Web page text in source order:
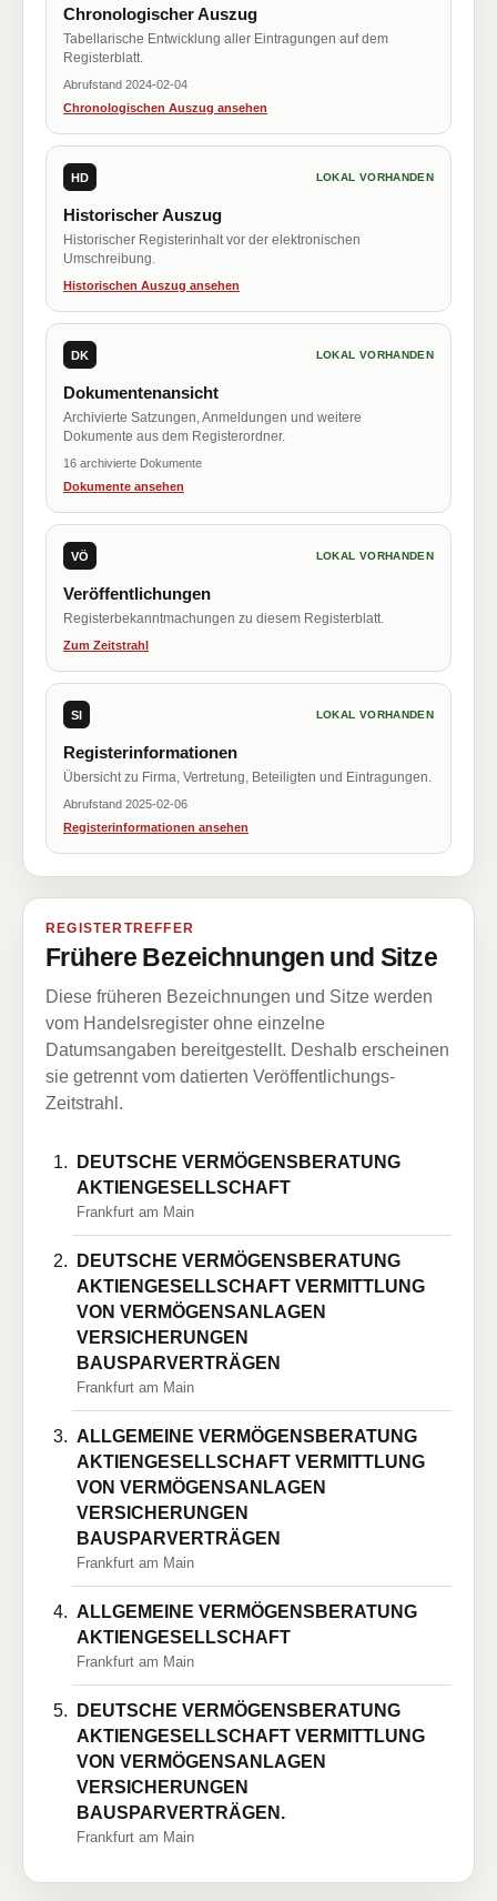
Chronologischer Auszug
Tabellarische Entwicklung aller Eintragungen auf dem
Registerblatt.
Abrufstand 2024-02-04
Chronologischen Auszug ansehen
HD LOKAL VORHANDEN
Historischer Auszug
Historischer Registerinhalt vor der elektronischen
Umschreibung.
Historischen Auszug ansehen
DK LOKAL VORHANDEN
Dokumentenansicht
Archivierte Satzungen, Anmeldungen und weitere
Dokumente aus dem Registerordner.
16 archivierte Dokumente
Dokumente ansehen
VÖ LOKAL VORHANDEN
Veröffentlichungen
Registerbekanntmachungen zu diesem Registerblatt.
Zum Zeitstrahl
SI LOKAL VORHANDEN
Registerinformationen
Übersicht zu Firma, Vertretung, Beteiligten und Eintragungen.
Abrufstand 2025-02-06
Registerinformationen ansehen
REGISTERTREFFER
Frühere Bezeichnungen und Sitze
Diese früheren Bezeichnungen und Sitze werden
vom Handelsregister ohne einzelne
Datumsangaben bereitgestellt. Deshalb erscheinen
sie getrennt vom datierten Veröffentlichungs-
Zeitstrahl.
DEUTSCHE VERMÖGENSBERATUNG
AKTIENGESELLSCHAFT
Frankfurt am Main
DEUTSCHE VERMÖGENSBERATUNG
AKTIENGESELLSCHAFT VERMITTLUNG
VON VERMÖGENSANLAGEN
VERSICHERUNGEN
BAUSPARVERTRÄGEN
Frankfurt am Main
ALLGEMEINE VERMÖGENSBERATUNG
AKTIENGESELLSCHAFT VERMITTLUNG
VON VERMÖGENSANLAGEN
VERSICHERUNGEN
BAUSPARVERTRÄGEN
Frankfurt am Main
ALLGEMEINE VERMÖGENSBERATUNG
AKTIENGESELLSCHAFT
Frankfurt am Main
DEUTSCHE VERMÖGENSBERATUNG
AKTIENGESELLSCHAFT VERMITTLUNG
VON VERMÖGENSANLAGEN
VERSICHERUNGEN
BAUSPARVERTRÄGEN.
Frankfurt am Main